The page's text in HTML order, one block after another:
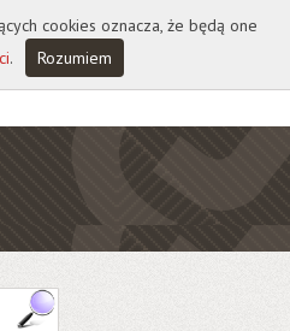
cookies oznacza, że będą one
. Rozumiem